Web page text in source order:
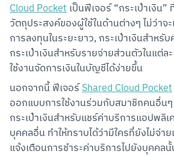
Cloud Pocket เป็นฟีเจอร์ “กระเป๋าเงิน
วัตถุประสงค์ของผู้ใช้ในด้านต่างๆ ไม่ว่าจะ
การลงทุนในระยะยาว, กระเป๋าเงินสำหรับ
กระเป๋าเงินสำหรับรายจ่ายส่วนตัวในแต่ล
ใช้งานจัดการเงินในบัญชีได้ง่ายขึ้น
นอกจากนี้ ฟีเจอร์ Shared Cloud Pocket
ออกแบบการใช้งานร่วมกับสมาชิกคนอื่นๆ
กระเป๋าเงินสำหรับแชร์ค่าบริการแอปพลิ
บุคคลอื่น ทำให้ทราบได้ว่ามีใครที่ยังไม่จ่า
แจ้งเตือนการชำระค่าบริการไปยังบุคคลนั้